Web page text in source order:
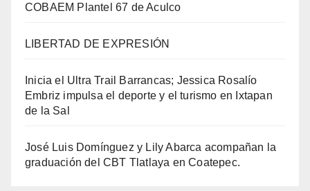
COBAEM Plantel 67 de Aculco
LIBERTAD DE EXPRESIÓN
Inicia el Ultra Trail Barrancas; Jessica Rosalío
Embriz impulsa el deporte y el turismo en Ixtapan
de la Sal
José Luis Domínguez y Lily Abarca acompañan la
graduación del CBT Tlatlaya en Coatepec.